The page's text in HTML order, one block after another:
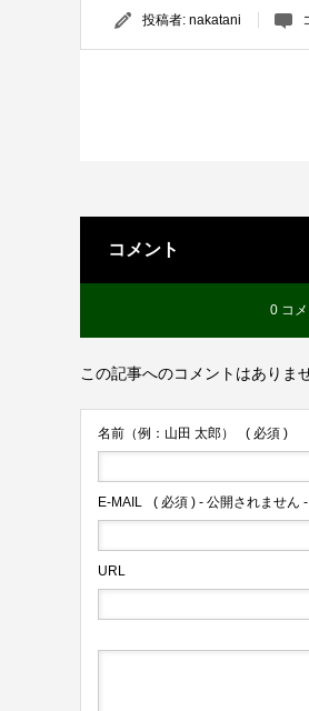
投稿者: nakatani
コメント
0 コメ
この記事へのコメントはありま
名前（例：山田 太郎） ( 必須 )
E-MAIL ( 必須 ) - 公開されません -
URL